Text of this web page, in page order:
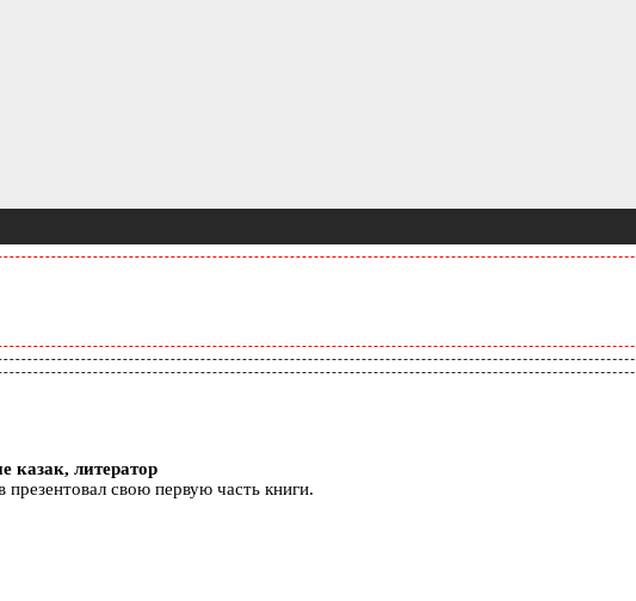
казак, литератор
свою первую часть книги.